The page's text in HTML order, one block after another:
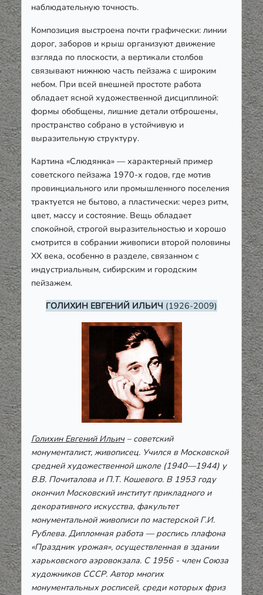
наблюдательную точность.
Композиция выстроена почти графически: линии
дорог, заборов и крыш организуют движение
взгляда по плоскости, а вертикали столбов
связывают нижнюю часть пейзажа с широким
небом. При всей внешней простоте работа
обладает ясной художественной дисциплиной:
формы обобщены, лишние детали отброшены,
пространство собрано в устойчивую и
выразительную структуру.
Картина «Слюдянка» — характерный пример
советского пейзажа 1970-х годов, где мотив
провинциального или промышленного поселения
трактуется не бытово, а пластически: через ритм,
цвет, массу и состояние. Вещь обладает
спокойной, строгой выразительностью и хорошо
смотрится в собрании живописи второй половины
XX века, особенно в разделе, связанном с
индустриальным, сибирским и городским
пейзажем.
ГОЛИХИН ЕВГЕНИЙ ИЛЬИЧ (1926-2009)
Голихин Евгений Ильич– советский
монументалист, живописец. Учился в Московской
средней художественной школе (1940—1944) у
В.В. Почиталова и П.Т. Кошевого. В 1953 году
окончил Московский институт прикладного и
декоративного искусства, факультет
монументальной живописи по мастерской Г.И.
Рублева. Дипломная работа — роспись плафона
«Праздник урожая», осуществленная в здании
харьковского аэровокзала. С 1956 - член Союза
художников СССР. Автор многих
монументальных росписей, среди которых фриз